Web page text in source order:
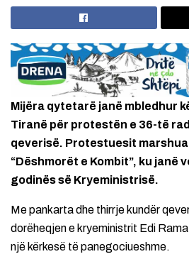
Mijëra qytetarë janë mbledhur
Tiranë për protestën e 36-të
qeverisë. Protestuesit
“Dëshmorët e Kombit”, ku janë
godinës së Kryeministrisë.
Me pankarta dhe thirrje kundër
dorëheqjen e kryeministrit Edi
një kërkesë të panegociueshme.